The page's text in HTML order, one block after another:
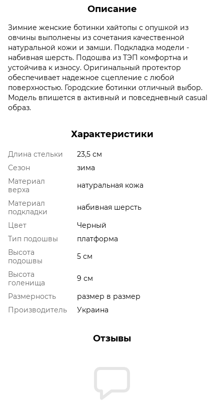
Описание
Зимние женские ботинки хайтопы с опушкой из
овчины выполнены из сочетания качественной
натуральной кожи и замши. Подкладка модели -
набивная шерсть. Подошва из ТЭП комфортна и
устойчива к износу. Оригинальный протектор
обеспечивает надежное сцепление с любой
поверхностью. Городские ботинки отличный выбор.
Модель впишется в активный и повседневный casual
образ.
Характеристики
Длина стельки
23,5 см
Сезон
зима
Материал
верха
натуральная кожа
Материал
подкладки
набивная шерсть
Цвет
Черный
Тип подошвы
платформа
Высота
подошвы
5 см
Высота
голенища
9 см
Размерность
размер в размер
Производитель
Украина
Отзывы